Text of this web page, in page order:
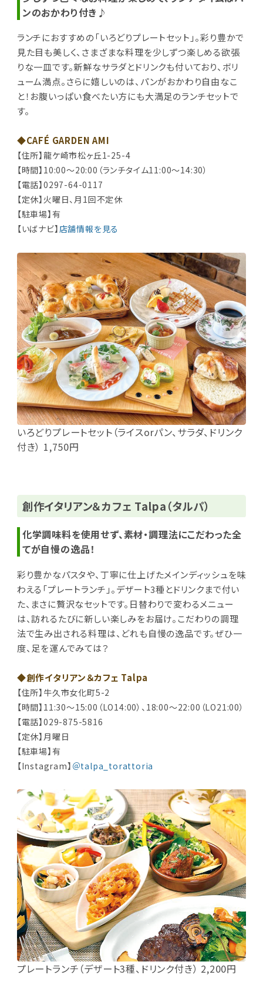
ンのおかわり付き♪
ランチにおすすめの「いろどりプレートセット」。彩り豊かで
見た目も美しく、さまざまな料理を少しずつ楽しめる欲張
りな一皿です。新鮮なサラダとドリンクも付いており、ボリ
ューム満点。さらに嬉しいのは、パンがおかわり自由なこ
と！お腹いっぱい食べたい方にも大満足のランチセットで
す。
◆CAFÉ GARDEN AMI
【住所】龍ケ崎市松ヶ丘1-25-4
【時間】10:00～20:00（ランチタイム11:00～14:30）
【電話】0297-64-0117
【定休】火曜日、月1回不定休
【駐車場】有
【いばナビ】店舗情報を見る
いろどりプレートセット（ライスorパン、サラダ、ドリンク
付き） 1,750円
創作イタリアン＆カフェ Talpa（タルパ）
化学調味料を使用せず、素材・調理法にこだわった全
てが自慢の逸品！
彩り豊かなパスタや、丁寧に仕上げたメインディッシュを味
わえる「プレートランチ」。デザート3種とドリンクまで付い
た、まさに贅沢なセットです。 日替わりで変わるメニュー
は、訪れるたびに新しい楽しみをお届け。 こだわりの調理
法で生み出される料理は、どれも自慢の逸品です。ぜひ一
度、足を運んでみては？
◆創作イタリアン＆カフェ Talpa
【住所】牛久市女化町5-2
【時間】11:30～15:00（LO14:00）、18:00～22:00（LO21:00）
【電話】029-875-5816
【定休】月曜日
【駐車場】有
【Instagram】 ＠talpa_torattoria
プレートランチ（デザート3種、ドリンク付き） 2,200円